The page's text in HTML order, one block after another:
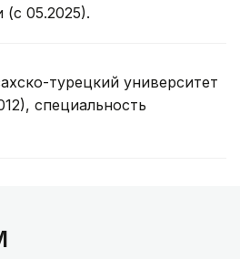
05.2025).
турецкий университет
специальность